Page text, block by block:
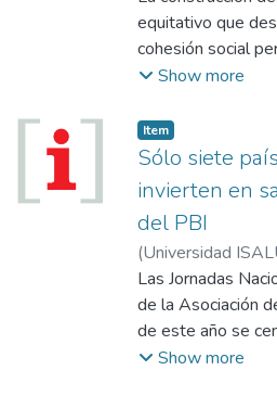
equitativo que
cohesión social
destrucción de la
sea un conjunto
unidos entre sí
y también la
imponga límites a
convencer de
ciudadanos de
políticos, sociales
Justamente el
de múltiples
resulta el punto
Show more
Item
Sólo siete
invierten en
del PBI
(Universidad
Las Jornadas
de la Asociación
de este año se
político, con foco
Show more